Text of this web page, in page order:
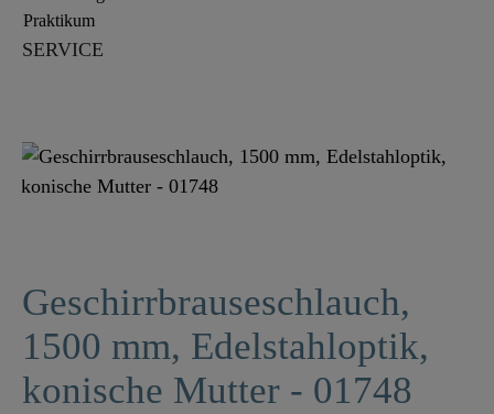
Praktikum
SERVICE
Geschirrbrauseschlauch,
1500 mm, Edelstahloptik,
konische Mutter - 01748